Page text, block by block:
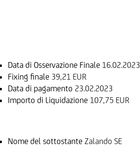
Data di Osservazione Finale 16.02.2023
Fixing finale 39,21 EUR
Data di pagamento 23.02.2023
Importo di Liquidazione 107,75 EUR
Nome del sottostante Zalando SE